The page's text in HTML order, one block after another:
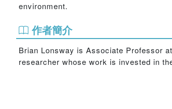
environment.
作者簡介
Brian Lonsway is Associate Professor
researcher whose work is invested in